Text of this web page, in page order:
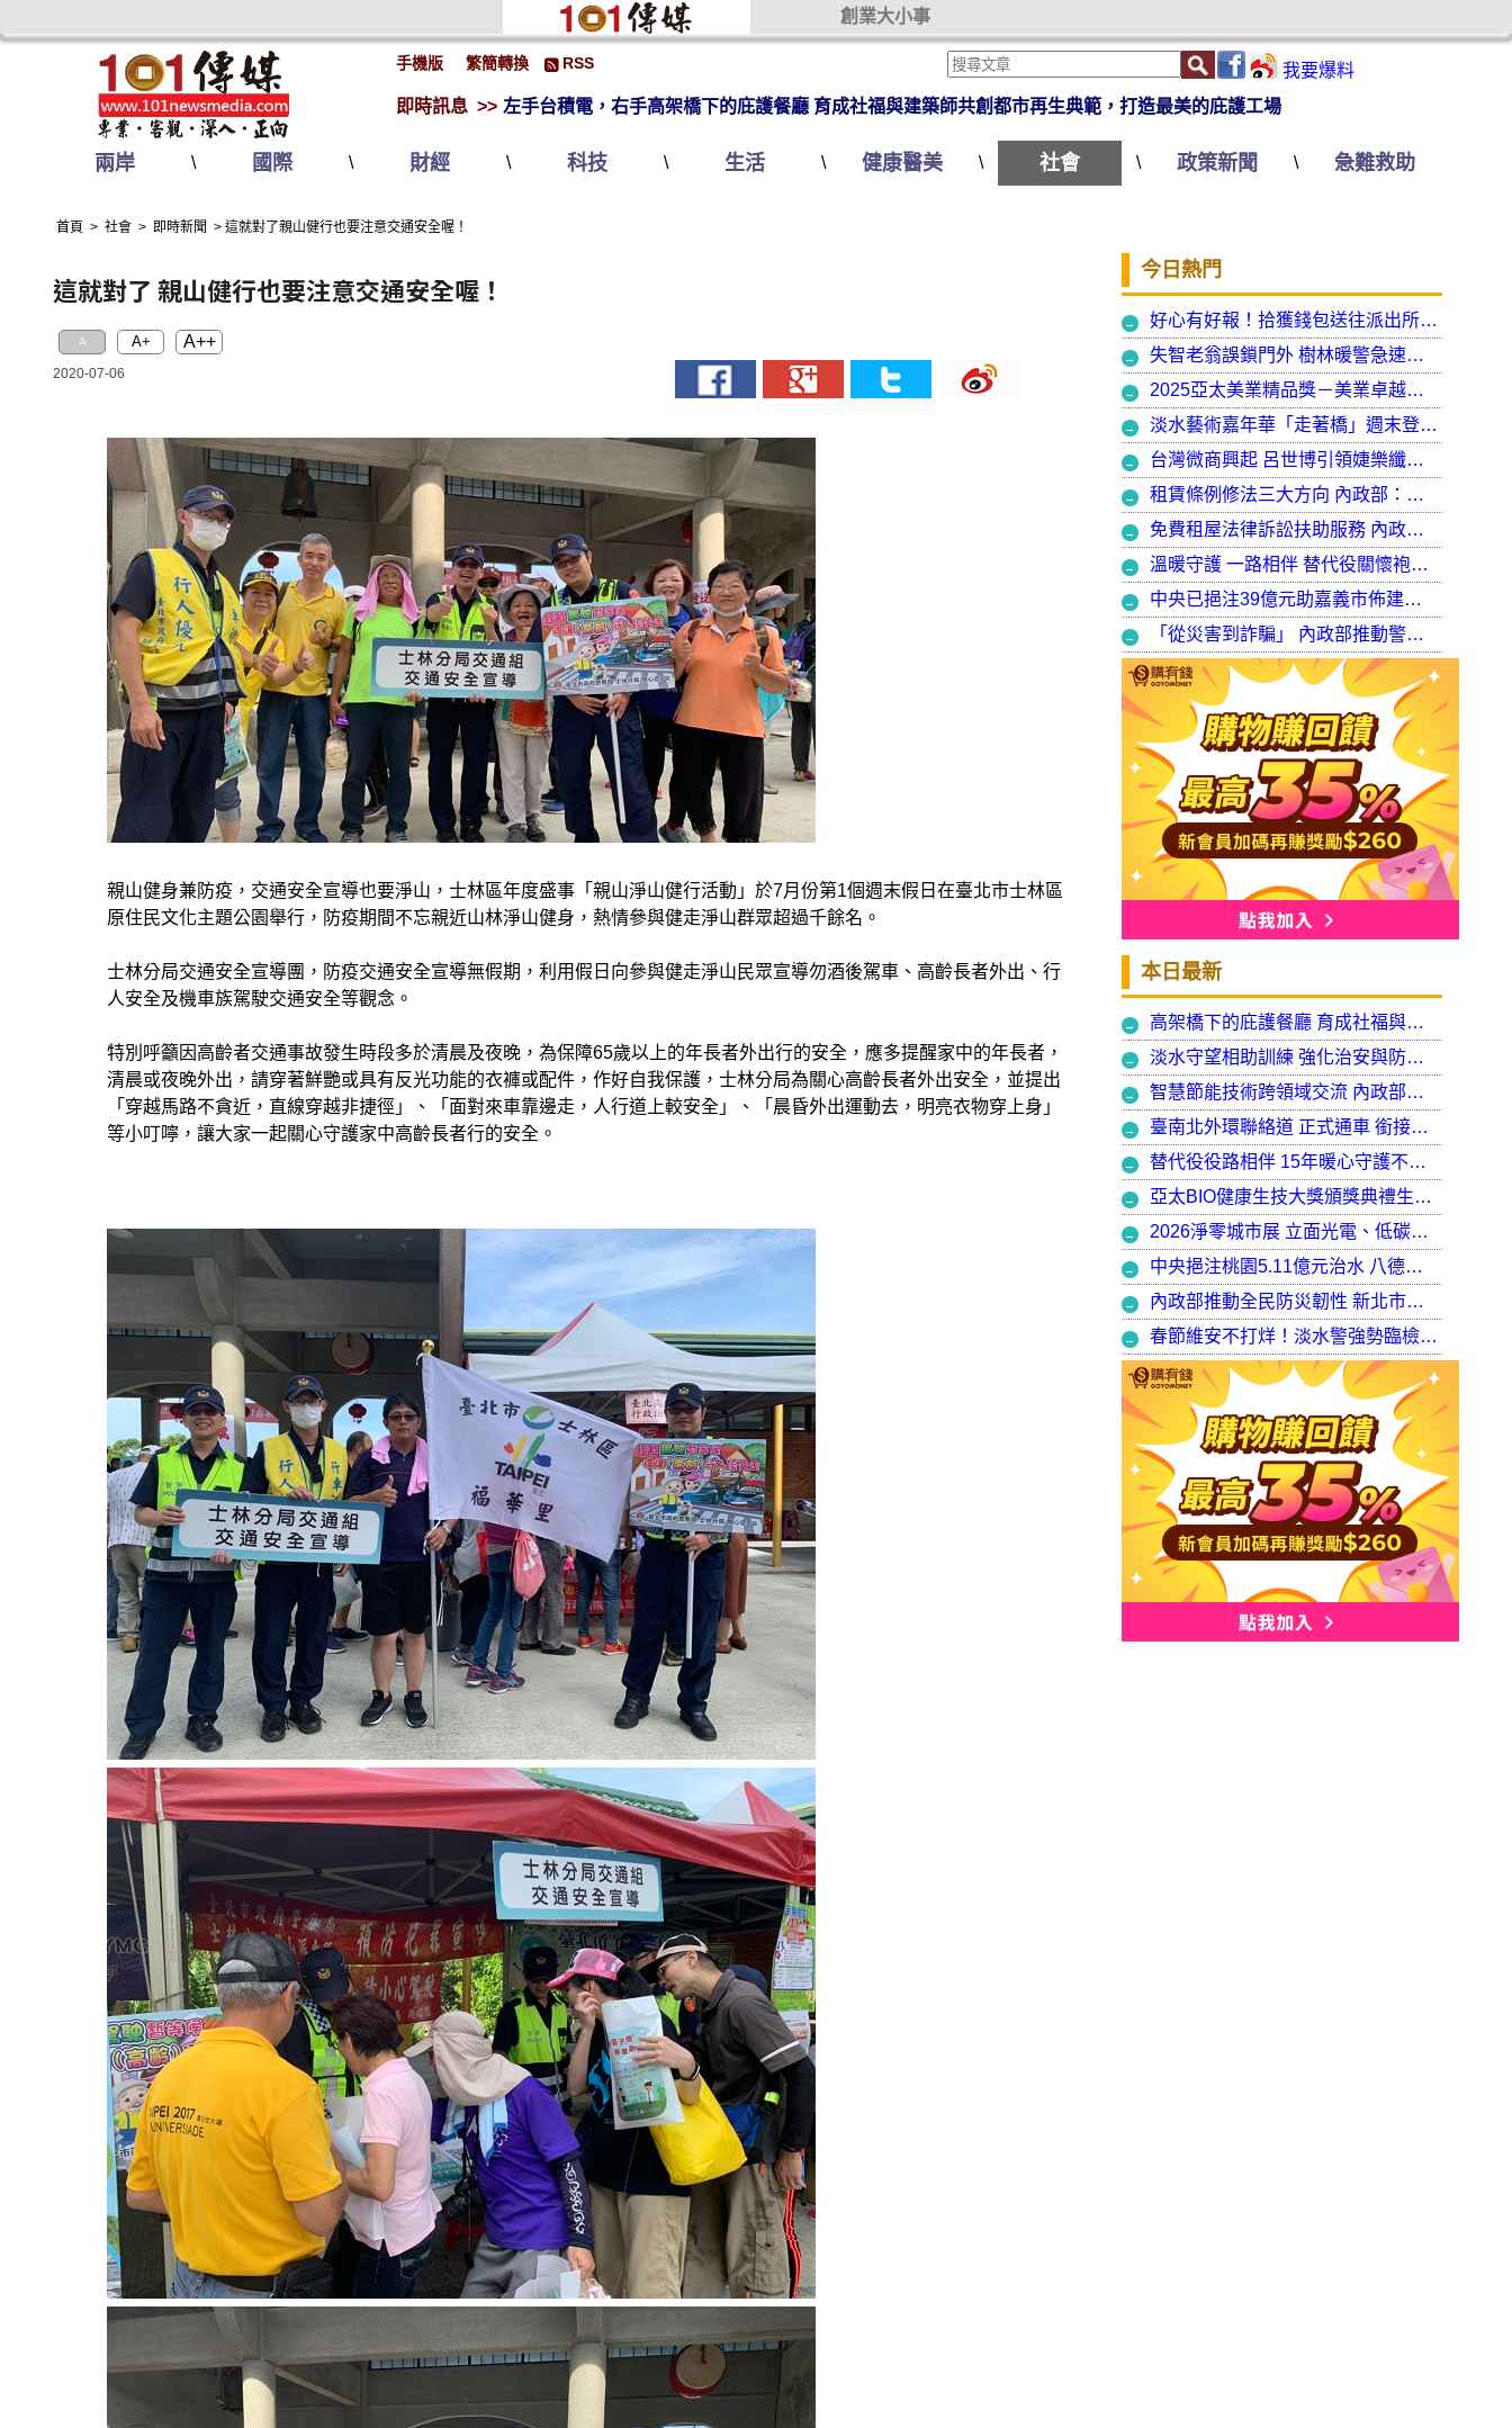
創業大小事
手機版 繁簡轉換 RSS
我要爆料
即時訊息 >> 左手台積電，右手高架橋下的庇護餐廳 育成社福與建築師共創都市再生典範，打造最美的庇護工場
兩岸 \ 國際 \ 財經 \ 科技 \ 生活 \ 健康醫美 \ 社會 \ 政策新聞 \ 急難救助
首頁 > 社會 > 即時新聞 > 這就對了親山健行也要注意交通安全喔！
這就對了 親山健行也要注意交通安全喔！
A A+ A++
2020-07-06
親山健身兼防疫，交通安全宣導也要淨山，士林區年度盛事「親山淨山健行活動」於7月份第1個週末假日在臺北市士林區
原住民文化主題公園舉行，防疫期間不忘親近山林淨山健身，熱情參與健走淨山群眾超過千餘名。
士林分局交通安全宣導團，防疫交通安全宣導無假期，利用假日向參與健走淨山民眾宣導勿酒後駕車、高齡長者外出、行
人安全及機車族駕駛交通安全等觀念。
特別呼籲因高齡者交通事故發生時段多於清晨及夜晚，為保障65歲以上的年長者外出行的安全，應多提醒家中的年長者，
清晨或夜晚外出，請穿著鮮艷或具有反光功能的衣褲或配件，作好自我保護，士林分局為關心高齡長者外出安全，並提出
「穿越馬路不貪近，直線穿越非捷徑」、「面對來車靠邊走，人行道上較安全」、「晨昏外出運動去，明亮衣物穿上身」
等小叮嚀，讓大家一起關心守護家中高齡長者行的安全。
今日熱門
好心有好報！拾獲錢包送往派出所竟發現自己遺失的手機
失智老翁誤鎖門外 樹林暖警急速營救阻飢寒
2025亞太美業精品獎－美業卓越大賞 揭曉年度最受矚目美業榮耀品牌
淡水藝術嘉年華「走著橋」週末登場 淡水警啟動交通管制
台灣微商興起 呂世博引領婕樂纖走入國際
租賃條例修法三大方向 內政部：保障租賃雙方權益 租客安心住、房東放心租
免費租屋法律訴訟扶助服務 內政部：9月30日起正式開辦受理
溫暖守護 一路相伴 替代役關懷袍澤弟兄 以行動展現同袍大愛
中央已挹注39億元助嘉義市佈建污水系統 內政部：東區用戶接管將新增3萬戶 期許未來推動再生水永續利用
「從災害到詐騙」 內政部推動警大轉型強化災防與偵查能力
本日最新
高架橋下的庇護餐廳 育成社福與建築師共創都市再生典範，打造最美的庇護工場
淡水守望相助訓練 強化治安與防衛韌性
智慧節能技術跨領域交流 內政部攜手產官學加速建築淨零轉型
臺南北外環聯絡道 正式通車 銜接樹谷園區 完善南科聯外路網
替代役役路相伴 15年暖心守護不停歇，攜手走出溫暖與希望
亞太BIO健康生技大獎頒獎典禮生技健康產業榮耀盛會
2026淨零城市展 立面光電、低碳社宅齊登場 內政部攜手產業走入生活場域 共築2050淨零願景
中央挹注桃園5.11億元治水 八德區大仁滯洪池今啟用 守護龜山產業園區6千億產值 保障3.5萬居民安全
內政部推動全民防災韌性 新北市防災士培訓突破 2 萬人
春節維安不打烊！淡水警強勢臨檢掃蕩 封閉式路檢斷絕治安隱憂